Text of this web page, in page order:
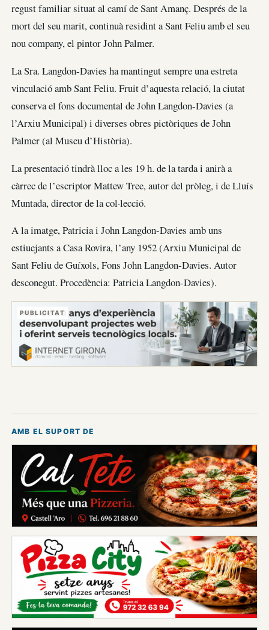
regust familiar situat al camí de Sant Amanç. Després de la
mort del seu marit, continuà residint a Sant Feliu amb el seu
nou company, el pintor John Palmer.
La Sra. Langdon-Davies ha mantingut sempre una estreta
vinculació amb Sant Feliu. Fruit d’aquesta relació, la ciutat
conserva el fons documental de John Langdon-Davies (a
l’Arxiu Municipal) i diverses obres pictòriques de John
Palmer (al Museu d’Història).
La presentació tindrà lloc a les 19 h. de la tarda i anirà a
càrrec de l’escriptor Mattew Tree, autor del pròleg, i de Lluís
Muntada, director de la col·lecció.
A la imatge, Patricia i John Langdon-Davies amb uns
estiuejants a Casa Rovira, l’any 1952 (Arxiu Municipal de
Sant Feliu de Guíxols, Fons John Langdon-Davies. Autor
desconegut. Procedència: Patricia Langdon-Davies).
PUBLICITAT
AMB EL SUPORT DE